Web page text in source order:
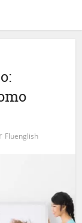
Fluenglish